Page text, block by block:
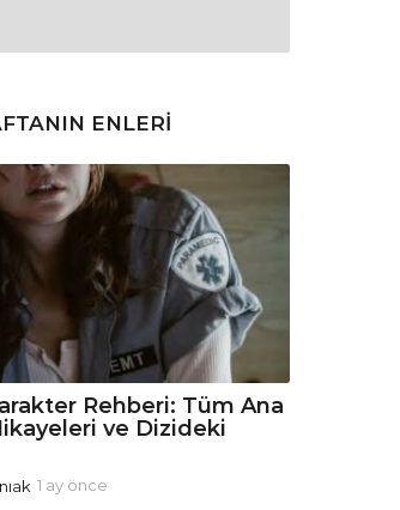
ENLERI
Rehberi: Tüm Ana
ve Dizideki
1 ay önce